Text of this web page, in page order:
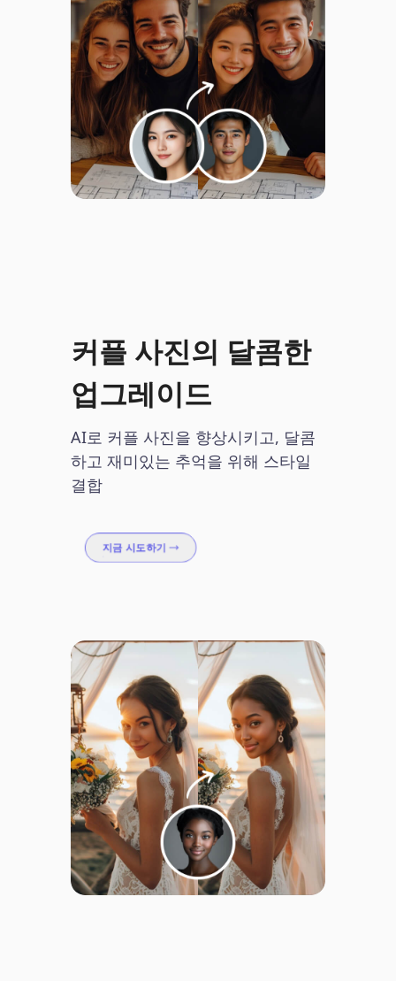
커플 사진의 달콤한
업그레이드
AI로 커플 사진을 향상시키고, 달콤
하고 재미있는 추억을 위해 스타일
결합
지금 시도하기